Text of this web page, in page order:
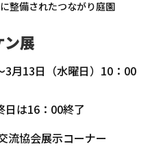
整備されたつながり庭園
展
月13日（水曜日）10：00
は16：00終了
流協会展示コーナー